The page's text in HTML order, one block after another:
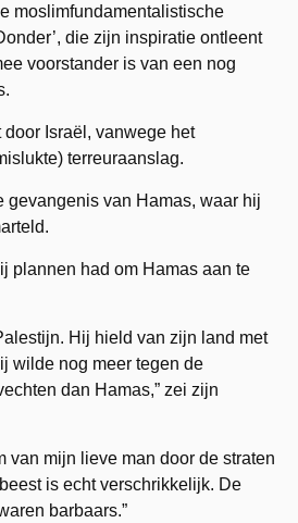
moslimfundamentalistische
die zijn inspiratie ontleent
voorstander is van een nog
Israël, vanwege het
terreuraanslag.
gevangenis van Hamas, waar hij
plannen had om Hamas aan te
Hij hield van zijn land met
wilde nog meer tegen de
dan Hamas,” zei zijn
van mijn lieve man door de straten
is echt verschrikkelijk. De
barbaars.”